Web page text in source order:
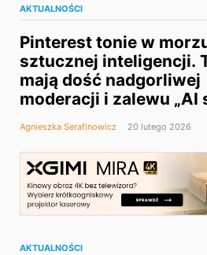
AKTUALNOŚCI
Pinterest tonie w
sztucznej inteligencji.
mają dość nadgorliwej
moderacji i zalewu „AI
Agnieszka Serafinowicz 20 lutego 2026
AKTUALNOŚCI